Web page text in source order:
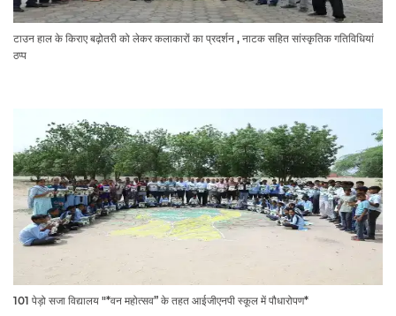
टाउन हाल के किराए बढ़ोतरी को लेकर कलाकारों का प्रदर्शन , नाटक सहित सांस्कृतिक गतिविधियां
ठप्प
101 पेड़ो सजा विद्यालय "*वन महोत्सव” के तहत आईजीएनपी स्कूल में पौधारोपण*